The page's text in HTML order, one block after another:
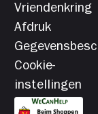
Vriendenkring
Afdruk
Cookie-
instellingen